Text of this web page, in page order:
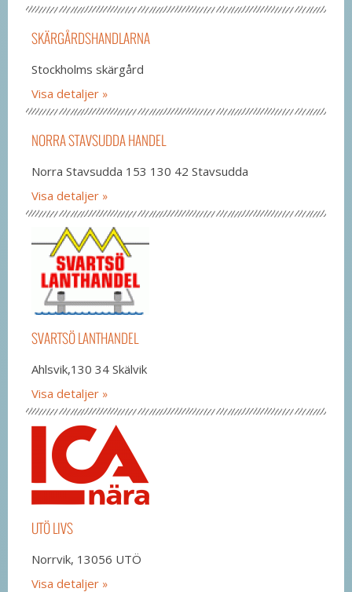
SKÄRGÅRDSHANDLARNA
Stockholms skärgård
Visa detaljer
NORRA STAVSUDDA HANDEL
Norra Stavsudda 153 130 42 Stavsudda
Visa detaljer
SVARTSÖ LANTHANDEL
Ahlsvik,130 34 Skälvik
Visa detaljer
UTÖ LIVS
Norrvik, 13056 UTÖ
Visa detaljer